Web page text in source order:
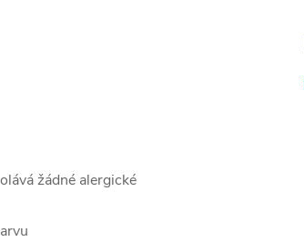
žádné alergické